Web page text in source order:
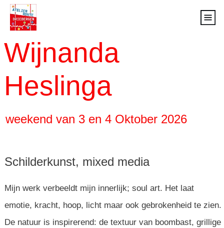
Wijnanda
Heslinga
weekend van 3 en 4 Oktober 2026
Schilderkunst, mixed media
Mijn werk verbeeldt mijn innerlijk; soul art. Het laat
emotie, kracht, hoop, licht maar ook gebrokenheid te zien.
De natuur is inspirerend: de textuur van boombast, grillige